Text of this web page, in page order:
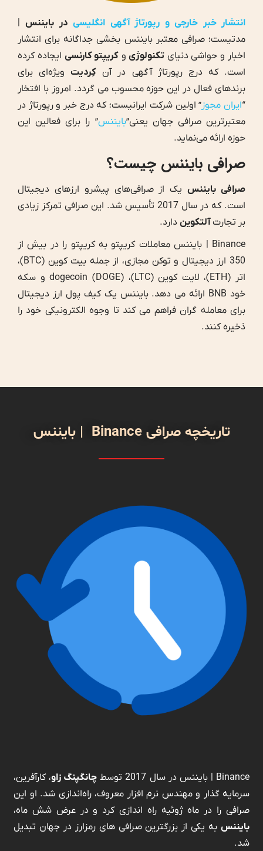
انتشار خبر خارجی و رپورتاژ آگهی انگلیسیدر بایننس|
مدتیست؛ صرافی معتبر بایننس بخشی جداگانه برای انتشار
اخبار و حواشی دنیایتکنولوژی و کریپتو کارنسی ایجاده کرده
است. که درج رپورتاژ آگهی در آن کِردیتویژه‌ای برای
برندهای فعال در این حوزه محسوب می گردد. امروز با افتخار
“ایران مجوز” اولین شرکت ایرانیست؛ که درج خبر و رپورتاژ در
معتبرترین صرافی جهان یعنی”بایننس” را برای فعالین این
حوزه ارائه می‌نماید.
صرافی بایننس چیست؟
صرافی بایننسیک از صرافی‌های پیشرو ارزهای دیجیتال
است. که در سال 2017 تأسیس شد. این صرافی تمرکز زیادی
بر تجارتآلتکوین دارد.
Binance | بایننس معاملات کریپتو به کریپتو را در بیش از
350 ارز دیجیتال و توکن مجازی، از جمله بیت کوین (BTC)،
اتر (ETH)، لایت کوین (LTC)، dogecoin (DOGE) و سکه
خود BNB ارائه می دهد. بایننس یک کیف پول ارز دیجیتال
برای معامله گران فراهم می کند تا وجوه الکترونیکی خود را
ذخیره کنند.
تاریخچه صرافی Binance | بایننس
Binance | بایننس در سال 2017 توسط چانگپنگ زاو، کارآفرین،
سرمایه گذار و مهندس نرم افزار معروف، راه‌اندازی شد. او این
صرافی را در ماه ژوئیه راه اندازی کرد و در عرض شش ماه،
بایننس به یکی از بزرگترین صرافی های رمزارز در جهان تبدیل
شد.